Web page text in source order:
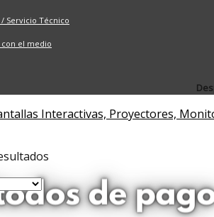
/ Servicio Técnico
el medio
Interactivas, Proyectores,